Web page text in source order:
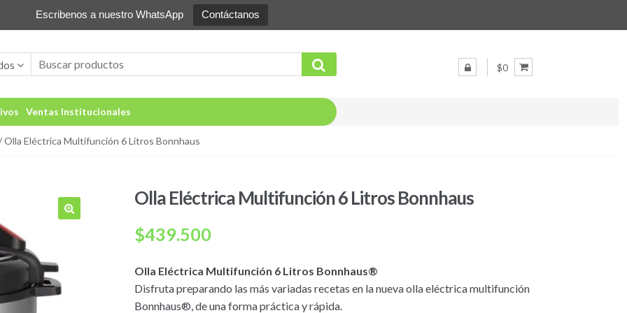
Escribenos a nuestro WhatsApp Contáctanos
$0
Ventas Institucionales
Olla Eléctrica Multifunción 6 Litros Bonnhaus
Olla Eléctrica Multifunción 6 Litros Bonnhaus
$439.500
Olla Eléctrica Multifunción 6 Litros Bonnhaus®
Disfruta preparando las más variadas recetas en la nueva olla eléctrica multifunción
Bonnhaus®, de una forma práctica y rápida.